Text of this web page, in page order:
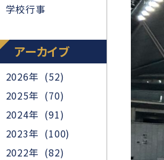
学校行事
アーカイブ
2026年 (52)
2025年 (70)
2024年 (91)
2023年 (100)
2022年 (82)